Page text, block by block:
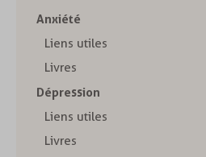
Anxiété
Liens utiles
Livres
Dépression
Liens utiles
Livres